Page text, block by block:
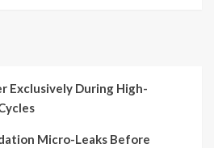
Exclusively During High-
Micro-Leaks Before